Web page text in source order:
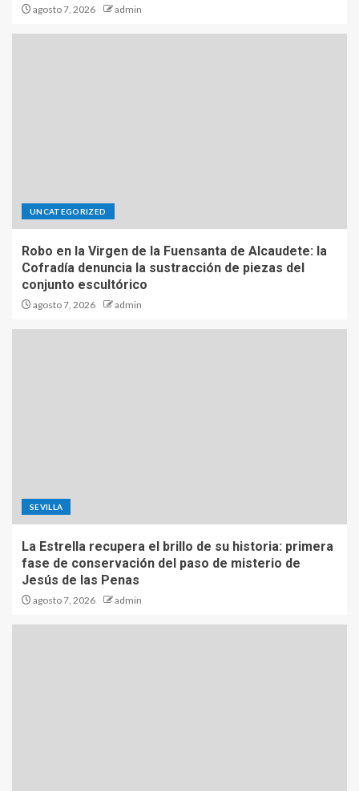
agosto 7, 2026 admin
UNCATEGORIZED
Robo en la Virgen de la Fuensanta de Alcaudete: la
Cofradía denuncia la sustracción de piezas del
conjunto escultórico
agosto 7, 2026 admin
SEVILLA
La Estrella recupera el brillo de su historia: primera
fase de conservación del paso de misterio de
Jesús de las Penas
agosto 7, 2026 admin